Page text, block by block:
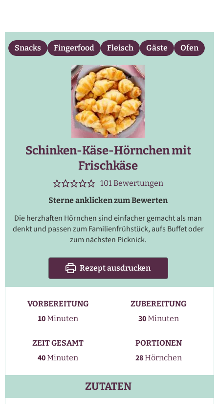
Snacks Fingerfood Fleisch Gäste Ofen
Schinken-Käse-Hörnchen mit
Frischkäse
101Bewertungen
Sterne anklicken zum Bewerten
Die herzhaften Hörnchen sind einfacher gemacht als man
denkt und passen zum Familienfrühstück, aufs Buffet oder
zum nächsten Picknick.
Rezept ausdrucken
VORBEREITUNG
10Minuten
Minuten
ZUBEREITUNG
30Minuten
Minuten
ZEIT GESAMT
40Minuten
Minuten
PORTIONEN
28Hörnchen
ZUTATEN